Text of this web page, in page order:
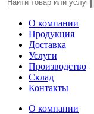
О компании
Продукция
Доставка
Услуги
Производство
Склад
Контакты
О компании